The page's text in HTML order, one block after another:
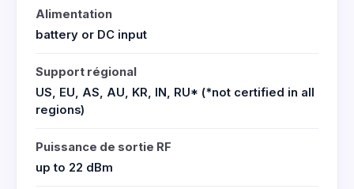
Alimentation
battery or DC input
Support régional
US, EU, AS, AU, KR, IN, RU* (*not certified in all
regions)
Puissance de sortie RF
up to 22 dBm